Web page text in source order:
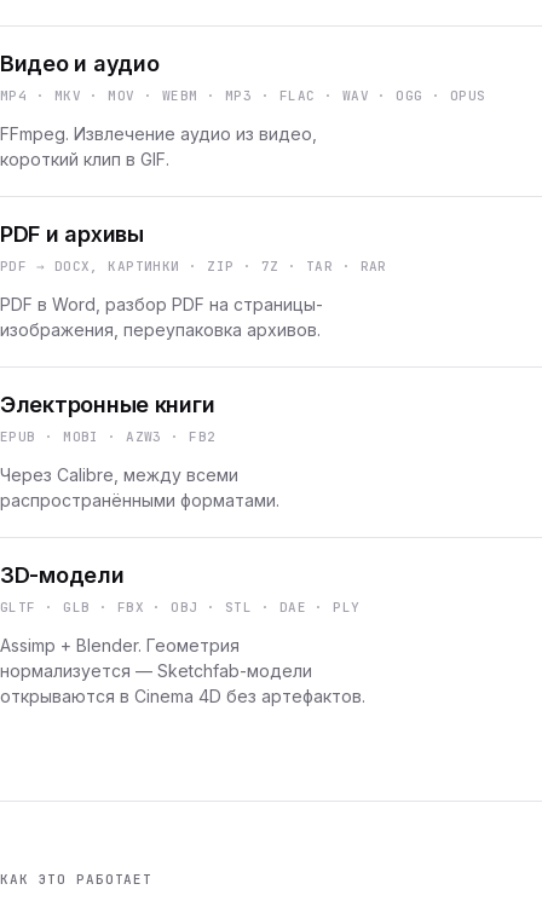
Видео и аудио
MP4 · MKV · MOV · WEBM · MP3 · FLAC · WAV · OGG · OPUS
FFmpeg. Извлечение аудио из видео,
короткий клип в GIF.
PDF и архивы
PDF → DOCX, КАРТИНКИ · ZIP · 7Z · TAR · RAR
PDF в Word, разбор PDF на страницы-
изображения, переупаковка архивов.
Электронные книги
EPUB · MOBI · AZW3 · FB2
Через Calibre, между всеми
распространёнными форматами.
3D-модели
GLTF · GLB · FBX · OBJ · STL · DAE · PLY
Assimp + Blender. Геометрия
нормализуется — Sketchfab-модели
открываются в Cinema 4D без артефактов.
КАК ЭТО РАБОТАЕТ